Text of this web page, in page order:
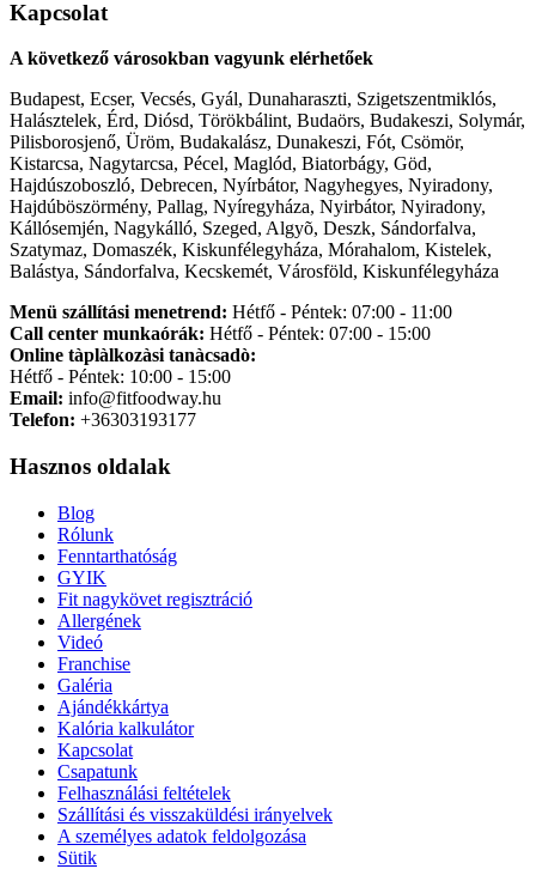
Kapcsolat
A következő városokban vagyunk elérhetőek
Budapest, Ecser, Vecsés, Gyál, Dunaharaszti, Szigetszentmiklós,
Halásztelek, Érd, Diósd, Törökbálint, Budaörs, Budakeszi, Solymár,
Pilisborosjenő, Üröm, Budakalász, Dunakeszi, Fót, Csömör,
Kistarcsa, Nagytarcsa, Pécel, Maglód, Biatorbágy, Göd,
Hajdúszoboszló, Debrecen, Nyírbátor, Nagyhegyes, Nyiradony,
Hajdúböszörmény, Pallag, Nyíregyháza, Nyirbátor, Nyiradony,
Kállósemjén, Nagykálló, Szeged, Algyõ, Deszk, Sándorfalva,
Szatymaz, Domaszék, Kiskunfélegyháza, Mórahalom, Kistelek,
Balástya, Sándorfalva, Kecskemét, Városföld, Kiskunfélegyháza
Menü szállítási menetrend: Hétfő - Péntek: 07:00 - 11:00
Call center munkaórák: Hétfő - Péntek: 07:00 - 15:00
Online tàplàlkozàsi tanàcsadò:
Hétfő - Péntek: 10:00 - 15:00
Email: info@fitfoodway.hu
Telefon: +36303193177
Hasznos oldalak
Blog
Rólunk
Fenntarthatóság
GYIK
Fit nagykövet regisztráció
Allergének
Videó
Franchise
Galéria
Ajándékkártya
Kalória kalkulátor
Kapcsolat
Csapatunk
Felhasználási feltételek
Szállítási és visszaküldési irányelvek
A személyes adatok feldolgozása
Sütik